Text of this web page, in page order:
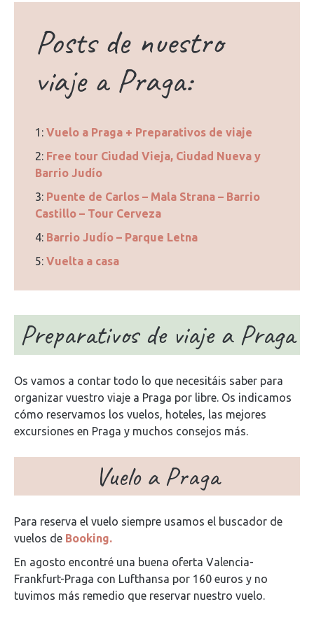
Posts de nuestro
viaje a Praga:
1: Vuelo a Praga + Preparativos de viaje
2: Free tour Ciudad Vieja, Ciudad Nueva y
Barrio Judío
3: Puente de Carlos – Mala Strana – Barrio
Castillo – Tour Cerveza
4: Barrio Judío – Parque Letna
5: Vuelta a casa
Preparativos de viaje a Praga
Os vamos a contar todo lo que necesitáis saber para
organizar vuestro viaje a Praga por libre. Os indicamos
cómo reservamos los vuelos, hoteles, las mejores
excursiones en Praga y muchos consejos más.
Vuelo a Praga
Para reserva el vuelo siempre usamos el buscador de
vuelos de Booking.
En agosto encontré una buena oferta Valencia-
Frankfurt-Praga con Lufthansa por 160 euros y no
tuvimos más remedio que reservar nuestro vuelo.